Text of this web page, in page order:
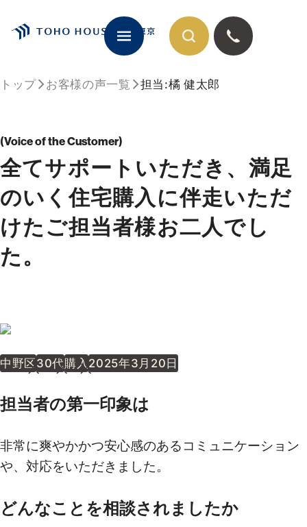
トップ お客様の声一覧 担当:橘 健太郎
Voice of the Customer
全てサポートいただき、満足
のいく住宅購入に伴走いただ
けたご担当者様お二人でし
た。
中野区30代購入 2025年3月20日
担当者の第一印象は
非常に爽やかかつ安心感のあるコミュニケーション
や、対応をいただきました。
どんなことを相談されましたか